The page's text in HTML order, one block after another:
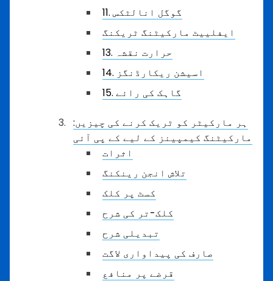
11. گوگل انالٹکس
ایفلییٹ مارکیٹنگ ٹریکنگ
13. حرارت نقشہ
14. اسیشن ریکارڈنگز
15. گاہک کی رائے
ہر مارکیٹر کو ٹریک کرنے کی چیزیں:
مارکیٹنگ کیمپینز کے لیے کے پی آئی
اثرات
تلاش انجن رینکنگ
کسٹ پر کلک
کلک-تر کی شرح
تبدیلی شرح
صارف کی پیداواری لاگت
قرضے پر منافع